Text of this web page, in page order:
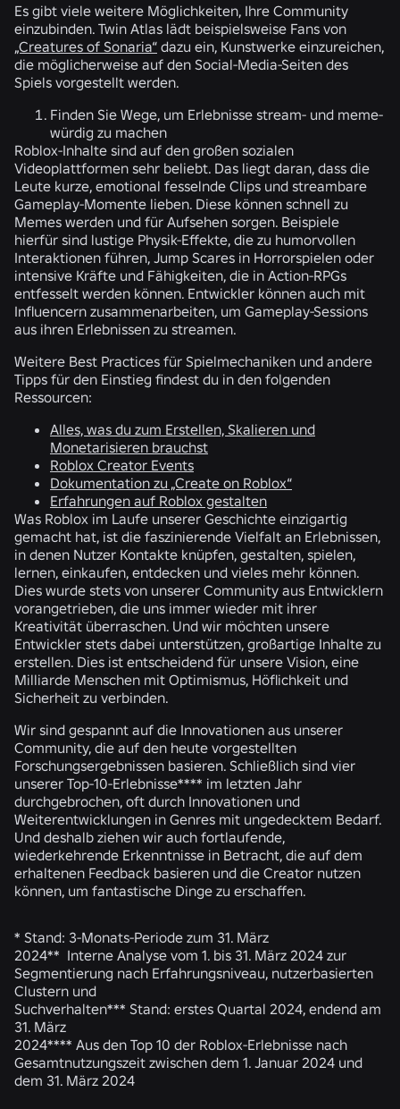
Es gibt viele weitere Möglichkeiten, Ihre Community
einzubinden. Twin Atlas lädt beispielsweise Fans von
„Creatures of Sonaria“ dazu ein, Kunstwerke einzureichen,
die möglicherweise auf den Social-Media-Seiten des
Spiels vorgestellt werden.
Finden Sie Wege, um Erlebnisse stream- und meme-
würdig zu machen
Roblox-Inhalte sind auf den großen sozialen
Videoplattformen sehr beliebt. Das liegt daran, dass die
Leute kurze, emotional fesselnde Clips und streambare
Gameplay-Momente lieben. Diese können schnell zu
Memes werden und für Aufsehen sorgen. Beispiele
hierfür sind lustige Physik-Effekte, die zu humorvollen
Interaktionen führen, Jump Scares in Horrorspielen oder
intensive Kräfte und Fähigkeiten, die in Action-RPGs
entfesselt werden können. Entwickler können auch mit
Influencern zusammenarbeiten, um Gameplay-Sessions
aus ihren Erlebnissen zu streamen.
Weitere Best Practices für Spielmechaniken und andere
Tipps für den Einstieg findest du in den folgenden
Ressourcen:
Alles, was du zum Erstellen, Skalieren und
Monetarisieren brauchst
Roblox Creator Events
Dokumentation zu „Create on Roblox“
Erfahrungen auf Roblox gestalten
Was Roblox im Laufe unserer Geschichte einzigartig
gemacht hat, ist die faszinierende Vielfalt an Erlebnissen,
in denen Nutzer Kontakte knüpfen, gestalten, spielen,
lernen, einkaufen, entdecken und vieles mehr können.
Dies wurde stets von unserer Community aus Entwicklern
vorangetrieben, die uns immer wieder mit ihrer
Kreativität überraschen. Und wir möchten unsere
Entwickler stets dabei unterstützen, großartige Inhalte zu
erstellen. Dies ist entscheidend für unsere Vision, eine
Milliarde Menschen mit Optimismus, Höflichkeit und
Sicherheit zu verbinden.
Wir sind gespannt auf die Innovationen aus unserer
Community, die auf den heute vorgestellten
Forschungsergebnissen basieren. Schließlich sind vier
unserer Top-10-Erlebnisse**** im letzten Jahr
durchgebrochen, oft durch Innovationen und
Weiterentwicklungen in Genres mit ungedecktem Bedarf.
Und deshalb ziehen wir auch fortlaufende,
wiederkehrende Erkenntnisse in Betracht, die auf dem
erhaltenen Feedback basieren und die Creator nutzen
können, um fantastische Dinge zu erschaffen.
* Stand: 3-Monats-Periode zum 31. März
2024** Interne Analyse vom 1. bis 31. März 2024 zur
Segmentierung nach Erfahrungsniveau, nutzerbasierten
Clustern und
Suchverhalten*** Stand: erstes Quartal 2024, endend am
31. März
2024**** Aus den Top 10 der Roblox-Erlebnisse nach
Gesamtnutzungszeit zwischen dem 1. Januar 2024 und
dem 31. März 2024